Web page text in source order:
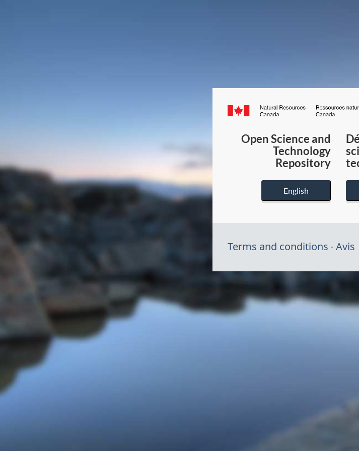
Canada.ca
Open Science and
Technology
Repository
English
Terms and conditions Avis